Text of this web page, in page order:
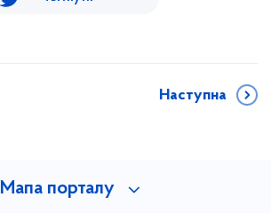
Наступна
Мапа порталу